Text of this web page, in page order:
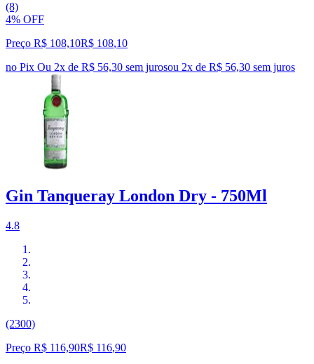
(8)
4% OFF
Preço R$ 108,10R$ 108,10
no Pix Ou 2x de R$ 56,30 sem jurosou 2x de R$ 56,30 sem juros
Gin Tanqueray London Dry - 750Ml
4.8
(2300)
Preço R$ 116,90R$ 116,90